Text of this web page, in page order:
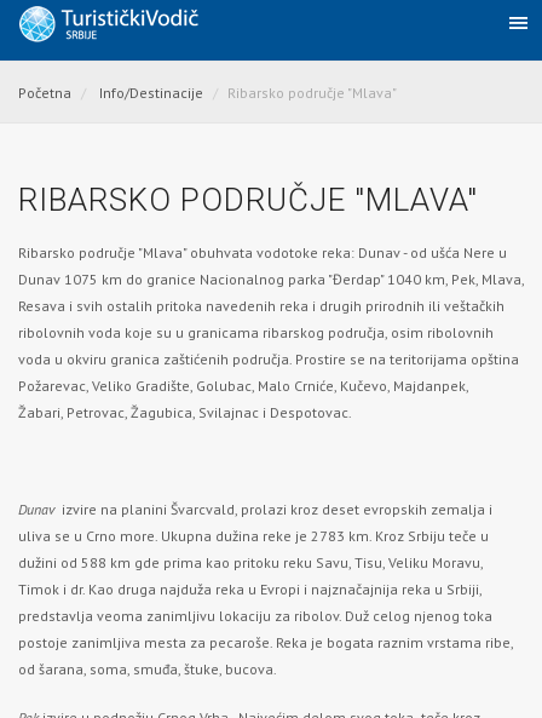
Početna Info/Destinacije Ribarsko područje "Mlava"
RIBARSKO PODRUČJE "MLAVA"
Ribarsko područje "Mlava" obuhvata vodotoke reka: Dunav - od ušća Nere u
Dunav 1075 km do granice Nacionalnog parka "Đerdap" 1040 km, Pek, Mlava,
Resava i svih ostalih pritoka navedenih reka i drugih prirodnih ili veštačkih
ribolovnih voda koje su u granicama ribarskog područja, osim ribolovnih
voda u okviru granica zaštićenih područja. Prostire se na teritorijama opština
Požarevac, Veliko Gradište, Golubac, Malo Crniće, Kučevo, Majdanpek,
Žabari, Petrovac, Žagubica, Svilajnac i Despotovac.
Dunavizvire na planini Švarcvald, prolazi kroz deset evropskih zemalja i
uliva se u Crno more. Ukupna dužina reke je 2783 km. Kroz Srbiju teče u
dužini od 588 km gde prima kao pritoku reku Savu, Tisu, Veliku Moravu,
Timok i dr. Kao druga najduža reka u Evropi i najznačajnija reka u Srbiji,
predstavlja veoma zanimljivu lokaciju za ribolov. Duž celog njenog toka
postoje zanimljiva mesta za pecaroše. Reka je bogata raznim vrstama ribe,
od šarana, soma, smuđa, štuke, bucova.